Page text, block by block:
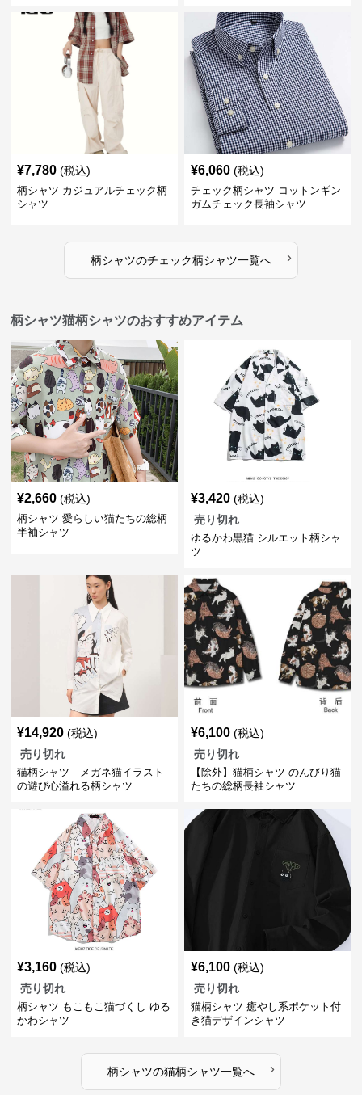
¥7,780 (税込)
柄シャツ カジュアルチェック柄
シャツ
¥6,060 (税込)
チェック柄シャツ コットンギン
ガムチェック長袖シャツ
柄シャツのチェック柄シャツ一覧へ ›
柄シャツ猫柄シャツのおすすめアイテム
¥2,660 (税込)
柄シャツ 愛らしい猫たちの総柄
半袖シャツ
¥3,420 (税込)
売り切れ
ゆるかわ黒猫 シルエット柄シャ
ツ
¥14,920 (税込)
売り切れ
猫柄シャツ メガネ猫イラスト
の遊び心溢れる柄シャツ
¥6,100 (税込)
売り切れ
【除外】猫柄シャツ のんびり猫
たちの総柄長袖シャツ
¥3,160 (税込)
売り切れ
柄シャツ もこもこ猫づくし ゆる
かわシャツ
¥6,100 (税込)
売り切れ
猫柄シャツ 癒やし系ポケット付
き猫デザインシャツ
柄シャツの猫柄シャツ一覧へ ›